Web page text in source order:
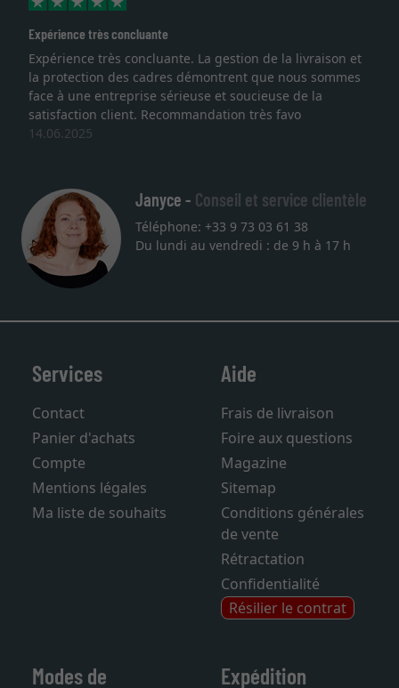
concluante
très concluante. La gestion de la livraison et
des cadres démontrent que nous sommes
entreprise sérieuse et soucieuse de la
client. Recommandation très favo
Je
Janyce - Conseil et service clientèle
Téléphone: +33 9 73 03 61 38
Services
Contact
Panier d'achats
Compte
Mentions légales
Aide
Frais de livraison
Foire aux questions
Magazine
Sitemap
Conditions générales
de vente
Rétractation
Confidentialité
Résilier le contrat